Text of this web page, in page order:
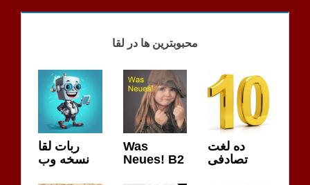
محبوبترین ها در لقا
ربات لقا
نسخه وب
Was
Neues! B2
ده لغت
تصادفی